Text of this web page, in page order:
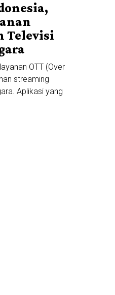
Televisi
OTT (Over
streaming
Aplikasi yang